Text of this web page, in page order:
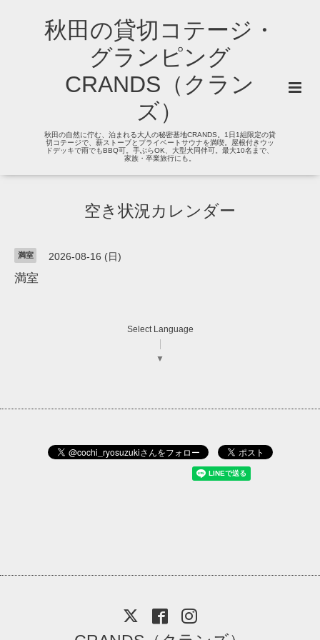
秋田の貸切コテージ・
グランピング
CRANDS（クラン
ズ）
秋田の自然に佇む、泊まれる大人の秘密基地CRANDS。1日1組限定の貸
切コテージで、薪ストーブとプライベートサウナを満喫。屋根付きウッ
ドデッキで雨でもBBQ可。手ぶらOK、大型犬同伴可。最大10名まで、
家族・卒業旅行にも。
空き状況カレンダー
満室 2026-08-16 (日)
満室
Select Language
▼